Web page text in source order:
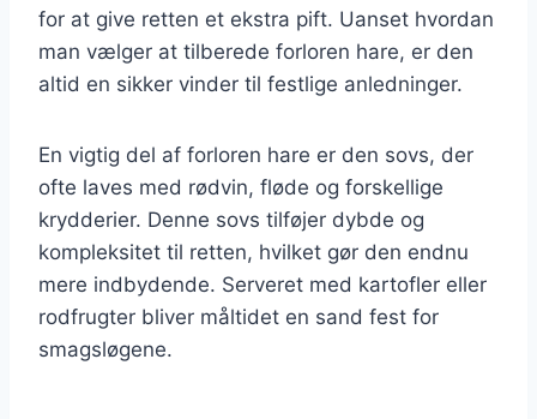
for at give retten et ekstra pift. Uanset hvordan
man vælger at tilberede forloren hare, er den
altid en sikker vinder til festlige anledninger.
En vigtig del af forloren hare er den sovs, der
ofte laves med rødvin, fløde og forskellige
krydderier. Denne sovs tilføjer dybde og
kompleksitet til retten, hvilket gør den endnu
mere indbydende. Serveret med kartofler eller
rodfrugter bliver måltidet en sand fest for
smagsløgene.